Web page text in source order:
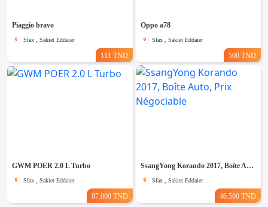
Piaggio bravo
Sfax , Sakiet Eddaier
111 TND
Oppo a78
Sfax , Sakiet Eddaier
500 TND
GWM POER 2.0 L Turbo
Sfax , Sakiet Eddaier
87.000 TND
SsangYong Korando 2017, Boîte Auto, Prix Négociable
Sfax , Sakiet Eddaier
46.500 TND